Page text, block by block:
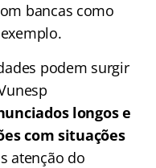
bancas como
podem surgir
longos e
com situações
atenção do